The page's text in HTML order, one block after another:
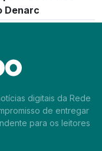
Denarc
digitais da Rede
de entregar
para os leitores